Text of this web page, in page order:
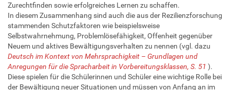
Zurechtfinden sowie erfolgreiches Lernen zu schaffen.
In diesem Zusammenhang sind auch die aus der Rezilienzforschung
stammenden Schutzfaktoren wie beispielsweise
Selbstwahrnehmung, Problemlösefähigkeit, Offenheit gegenüber
Neuem und aktives Bewältigungsverhalten zu nennen (vgl. dazu
Deutsch im Kontext von Mehrsprachigkeit – Grundlagen und
Anregungen für die Spracharbeit in Vorbereitungsklassen, S. 51 ).
Diese spielen für die Schülerinnen und Schüler eine wichtige Rolle bei
der Bewältigung neuer Situationen und müssen von Anfang an im